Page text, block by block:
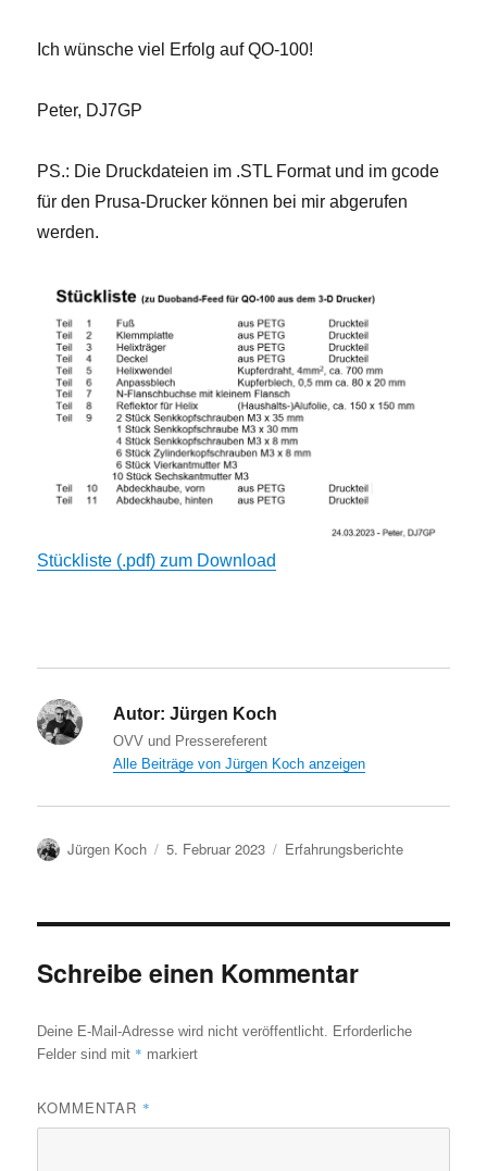
Ich wünsche viel Erfolg auf QO-100!
Peter, DJ7GP
PS.: Die Druckdateien im .STL Format und im gcode
für den Prusa-Drucker können bei mir abgerufen
werden.
Stückliste (.pdf) zum Download
Autor: Jürgen Koch
OVV und Pressereferent
Alle Beiträge von Jürgen Koch anzeigen
Autor
Jürgen Koch
Veröffentlicht
5. Februar 2023 Kategorien
Erfahrungsberichte
Schreibe einen Kommentar
Deine E-Mail-Adresse wird nicht veröffentlicht. Erforderliche
Felder sind mit * markiert
KOMMENTAR *